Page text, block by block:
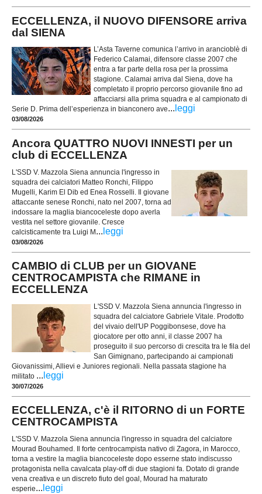
ECCELLENZA, il NUOVO DIFENSORE arriva
dal SIENA
L’Asta Taverne comunica l’arrivo in arancioblè di
Federico Calamai, difensore classe 2007 che
entra a far parte della rosa per la prossima
stagione. Calamai arriva dal Siena, dove ha
completato il proprio percorso giovanile fino ad
affacciarsi alla prima squadra e al campionato di
Serie D. Prima dell’esperienza in bianconero ave... leggi
03/08/2026
Ancora QUATTRO NUOVI INNESTI per un
club di ECCELLENZA
L'SSD V. Mazzola Siena annuncia l'ingresso in
squadra dei calciatori Matteo Ronchi, Filippo
Mugelli, Karim El Dib ed Enea Rosselli. Il giovane
attaccante senese Ronchi, nato nel 2007, torna ad
indossare la maglia biancoceleste dopo averla
vestita nel settore giovanile. Cresce
calcisticamente tra Luigi M... leggi
03/08/2026
CAMBIO di CLUB per un GIOVANE
CENTROCAMPISTA che RIMANE in
ECCELLENZA
L'SSD V. Mazzola Siena annuncia l'ingresso in
squadra del calciatore Gabriele Vitale. Prodotto
del vivaio dell'UP Poggibonsese, dove ha
giocatore per otto anni, il classe 2007 ha
proseguito il suo percorso di crescita tra le fila del
San Gimignano, partecipando ai campionati
Giovanissimi, Allievi e Juniores regionali. Nella passata stagione ha
militato ... leggi
30/07/2026
ECCELLENZA, c'è il RITORNO di un FORTE
CENTROCAMPISTA
L'SSD V. Mazzola Siena annuncia l'ingresso in squadra del calciatore
Mourad Bouhamed. Il forte centrocampista nativo di Zagora, in Marocco,
torna a vestire la maglia biancoceleste dopo esserne stato indiscusso
protagonista nella cavalcata play-off di due stagioni fa. Dotato di grande
vena creativa e un discreto fiuto del goal, Mourad ha maturato
esperie... leggi